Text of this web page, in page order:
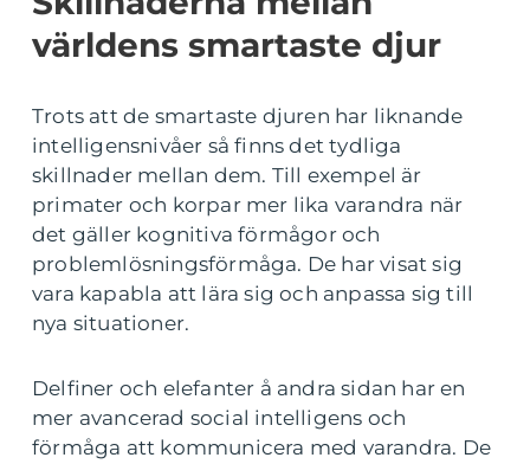
världens smartaste djur
Trots att de smartaste djuren har liknande
intelligensnivåer så finns det tydliga
skillnader mellan dem. Till exempel är
primater och korpar mer lika varandra när
det gäller kognitiva förmågor och
problemlösningsförmåga. De har visat sig
vara kapabla att lära sig och anpassa sig till
nya situationer.
Delfiner och elefanter å andra sidan har en
mer avancerad social intelligens och
förmåga att kommunicera med varandra. De